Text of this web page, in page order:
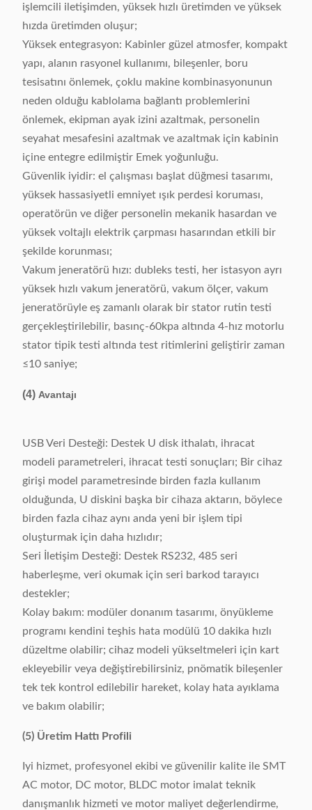
işlemcili iletişimden, yüksek hızlı üretimden ve yüksek
hızda üretimden oluşur;
Yüksek entegrasyon: Kabinler güzel atmosfer, kompakt
yapı, alanın rasyonel kullanımı, bileşenler, boru
tesisatını önlemek, çoklu makine kombinasyonunun
neden olduğu kablolama bağlantı problemlerini
önlemek, ekipman ayak izini azaltmak, personelin
seyahat mesafesini azaltmak ve azaltmak için kabinin
içine entegre edilmiştir Emek yoğunluğu.
Güvenlik iyidir: el çalışması başlat düğmesi tasarımı,
yüksek hassasiyetli emniyet ışık perdesi koruması,
operatörün ve diğer personelin mekanik hasardan ve
yüksek voltajlı elektrik çarpması hasarından etkili bir
şekilde korunması;
Vakum jeneratörü hızı: dubleks testi, her istasyon ayrı
yüksek hızlı vakum jeneratörü, vakum ölçer, vakum
jeneratörüyle eş zamanlı olarak bir stator rutin testi
gerçekleştirilebilir, basınç-60kpa altında 4-hız motorlu
stator tipik testi altında test ritimlerini geliştirir zaman
≤10 saniye;
(4) Avantajı
USB Veri Desteği: Destek U disk ithalatı, ihracat
modeli parametreleri, ihracat testi sonuçları; Bir cihaz
girişi model parametresinde birden fazla kullanım
olduğunda, U diskini başka bir cihaza aktarın, böylece
birden fazla cihaz aynı anda yeni bir işlem tipi
oluşturmak için daha hızlıdır;
Seri İletişim Desteği: Destek RS232, 485 seri
haberleşme, veri okumak için seri barkod tarayıcı
destekler;
Kolay bakım: modüler donanım tasarımı, önyükleme
programı kendini teşhis hata modülü 10 dakika hızlı
düzeltme olabilir; cihaz modeli yükseltmeleri için kart
ekleyebilir veya değiştirebilirsiniz, pnömatik bileşenler
tek tek kontrol edilebilir hareket, kolay hata ayıklama
ve bakım olabilir;
(5) Üretim Hattı Profili
Iyi hizmet, profesyonel ekibi ve güvenilir kalite ile SMT
AC motor, DC motor, BLDC motor imalat teknik
danışmanlık hizmeti ve motor maliyet değerlendirme,